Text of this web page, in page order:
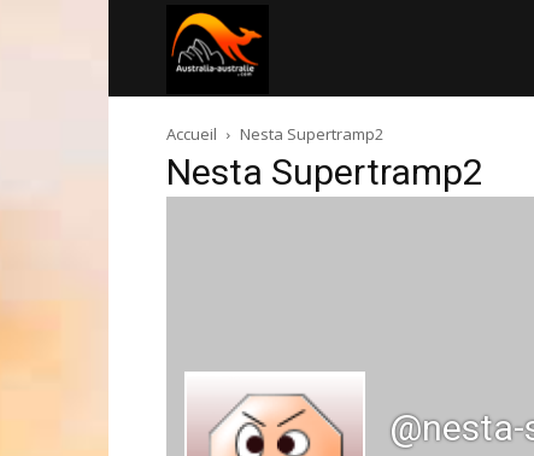
australie.com
Accueil Nesta Supertramp2
Nesta Supertramp2